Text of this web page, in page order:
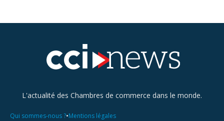
L'actualité des Chambres de commerce dans le monde.
Qui sommes-nous ?•Mentions légales